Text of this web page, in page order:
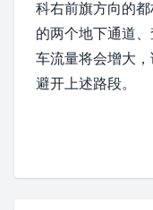
科右前旗方向的
的两个地下通道
车流量将会增大
避开上述路段。